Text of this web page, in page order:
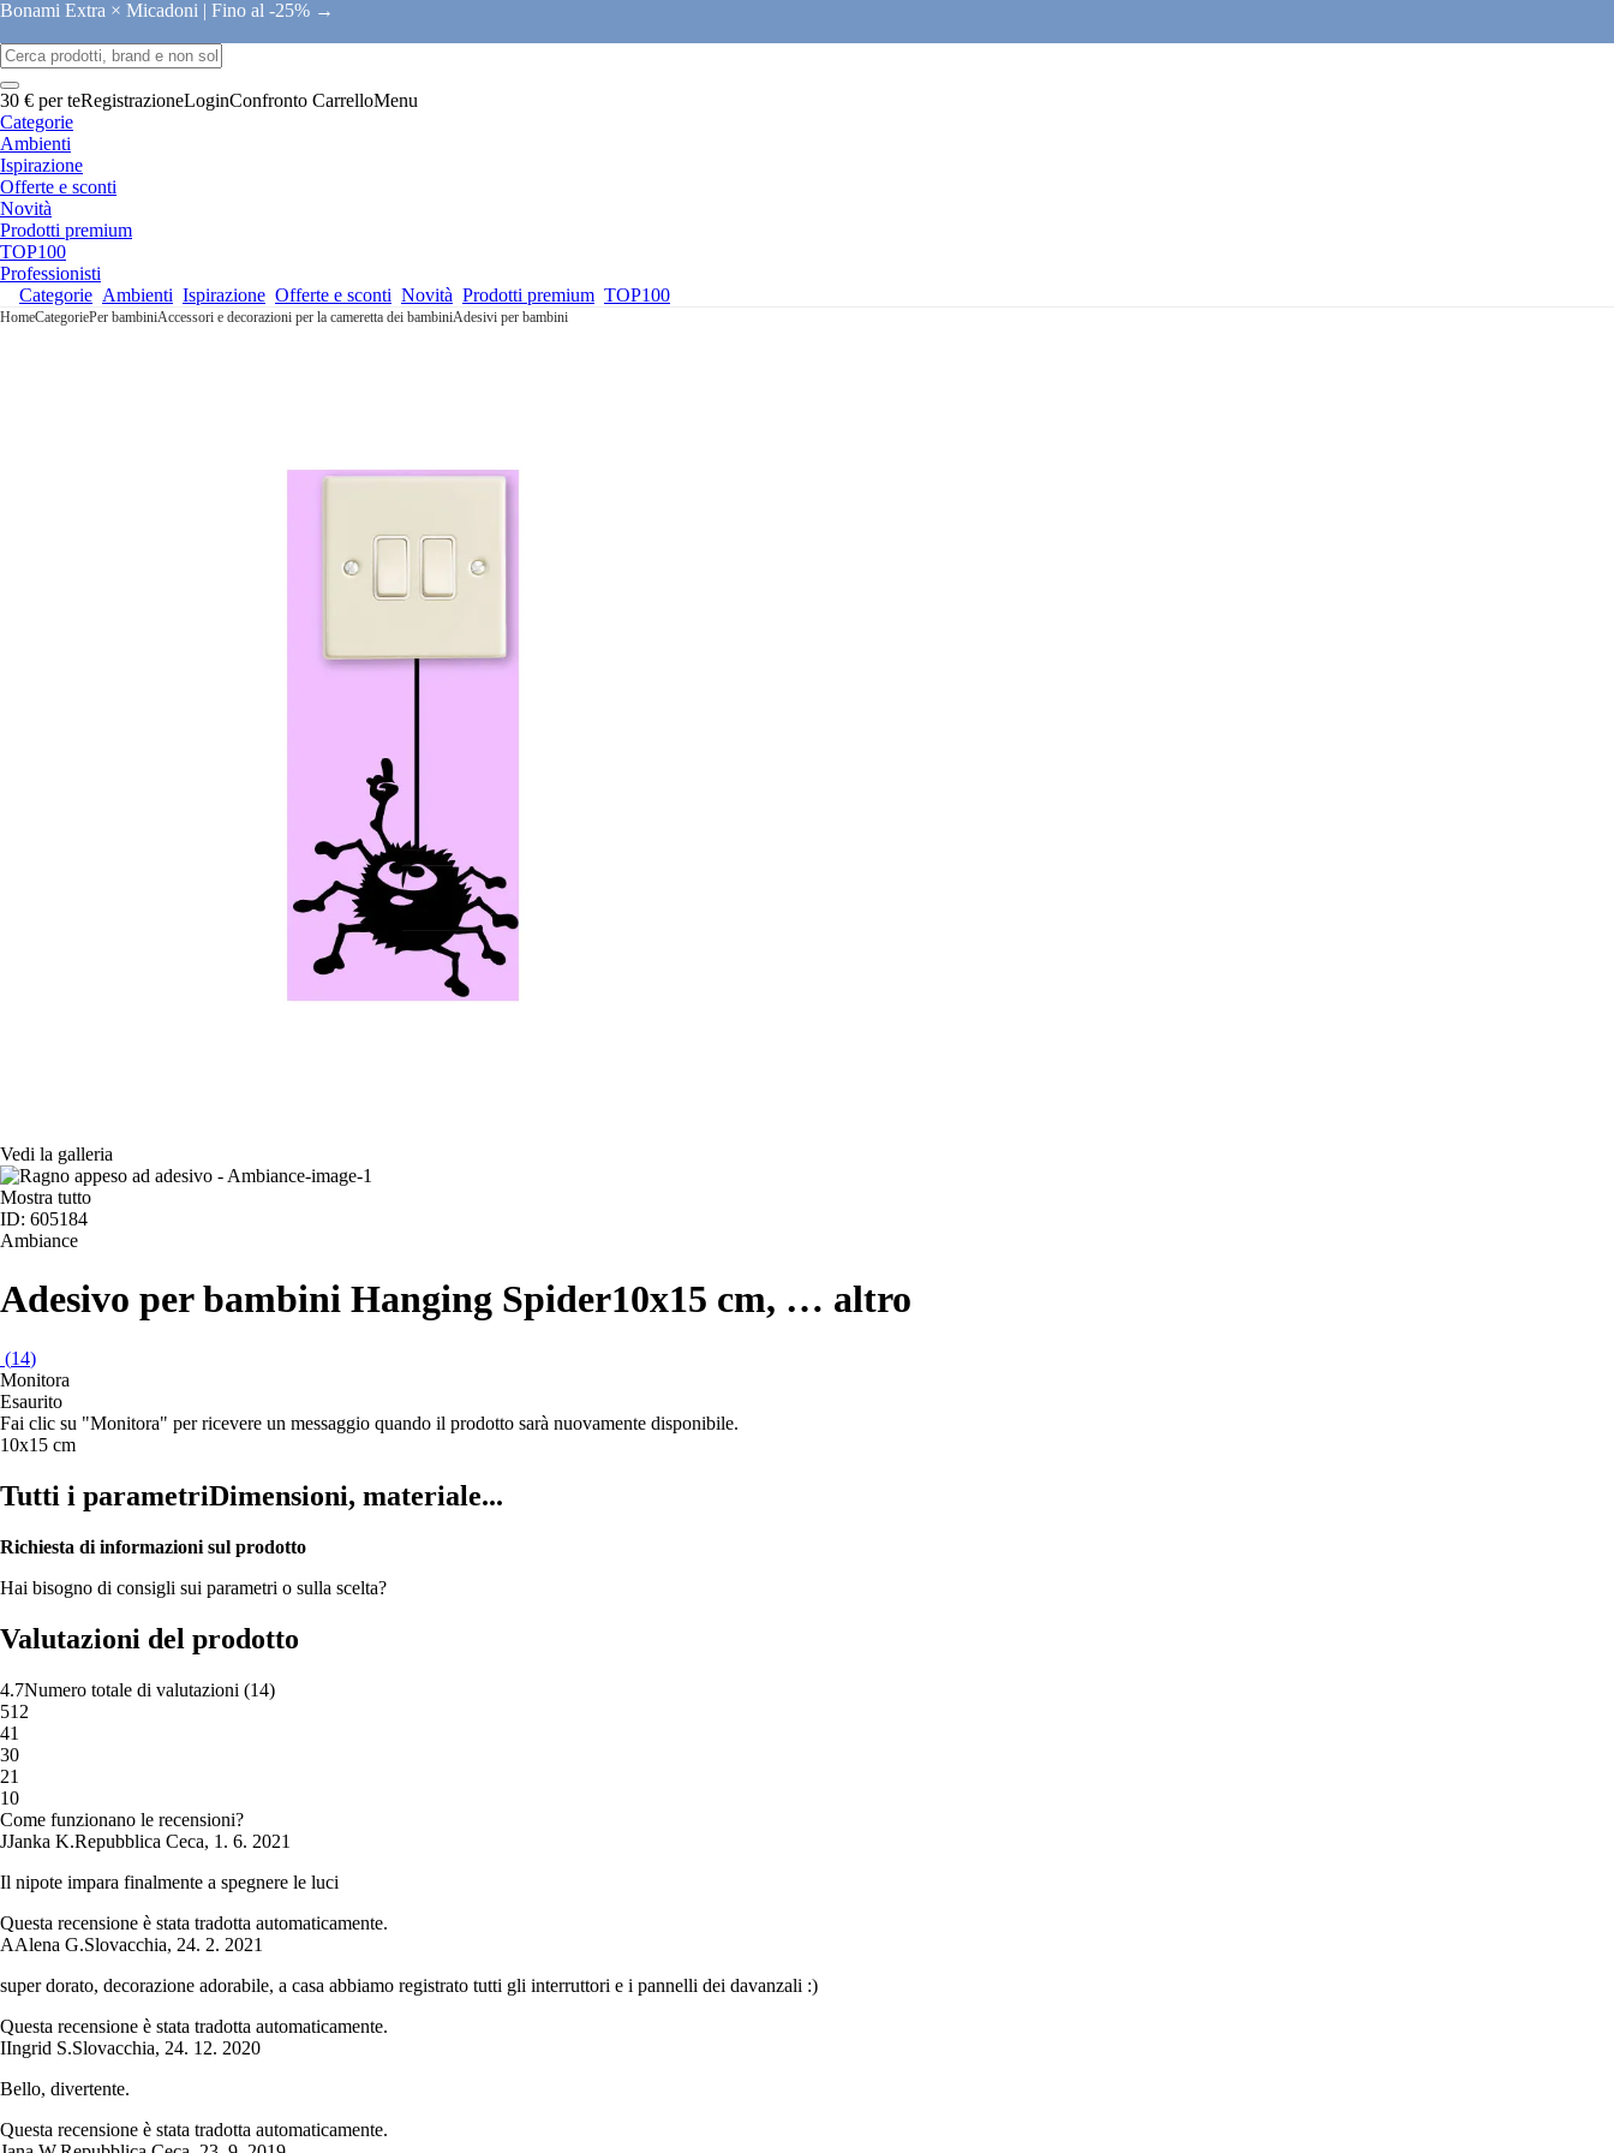
Bonami Extra × Micadoni | Fino al -25% →
30 € per teRegistrazioneLoginConfronto CarrelloMenu
Categorie
Ambienti
Ispirazione
Offerte e sconti
Novità
Prodotti premium
TOP100
Professionisti
Categorie Ambienti Ispirazione Offerte e sconti Novità Prodotti premium TOP100
HomeCategoriePer bambiniAccessori e decorazioni per la cameretta dei bambiniAdesivi per bambini
Vedi la galleria
Mostra tutto
ID: 605184
Ambiance
Adesivo per bambini Hanging Spider10x15 cm, … altro
(14)
Monitora
Esaurito
Fai clic su "Monitora" per ricevere un messaggio quando il prodotto sarà nuovamente disponibile.
10x15 cm
Tutti i parametriDimensioni, materiale...
Richiesta di informazioni sul prodotto
Hai bisogno di consigli sui parametri o sulla scelta?
Valutazioni del prodotto
4.7Numero totale di valutazioni (14)
512
41
30
21
10
Come funzionano le recensioni?
JJanka K.Repubblica Ceca, 1. 6. 2021
Il nipote impara finalmente a spegnere le luci
Questa recensione è stata tradotta automaticamente.
AAlena G.Slovacchia, 24. 2. 2021
super dorato, decorazione adorabile, a casa abbiamo registrato tutti gli interruttori e i pannelli dei davanzali :)
Questa recensione è stata tradotta automaticamente.
IIngrid S.Slovacchia, 24. 12. 2020
Bello, divertente.
Questa recensione è stata tradotta automaticamente.